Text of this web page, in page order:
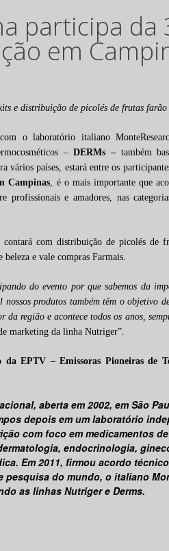
participa da
em
e distribuição de picolés de frutas
o laboratório italiano
–DERMs – também
vários países, estará entre os
Campinas, é o mais importante que
profissionais e amadores, nas
contará com distribuição de picolés de
beleza e vale compras Farmais.
do evento por que sabemos da
produtos também têm o objetivo
região e acontece todos os anos,
marketing da linha Nutriger”.
EPTV – Emissoras Pioneiras de
aberta em 2002, em São
depois em um laboratório
com foco em medicamentos
endocrinologia,
Em 2011, firmou acordo
pesquisa do mundo, o italiano
as linhas Nutriger e Derms.